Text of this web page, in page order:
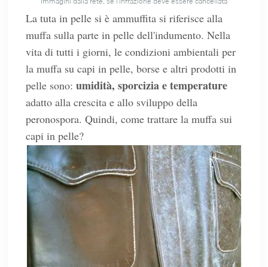
La tuta in pelle si è ammuffita si riferisce alla
muffa sulla parte in pelle dell'indumento. Nella
vita di tutti i giorni, le condizioni ambientali per
la muffa su capi in pelle, borse e altri prodotti in
pelle sono:umidità, sporcizia e temperature
adatto alla crescita e allo sviluppo della
peronospora. Quindi, come trattare la muffa sui
capi in pelle?